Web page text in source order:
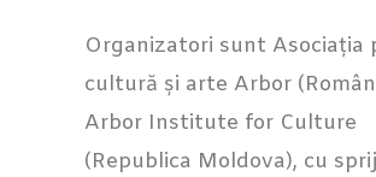
Organizatori sunt Asociația
cultură și arte Arbor
Arbor Institute for Culture
(Republica Moldova), cu